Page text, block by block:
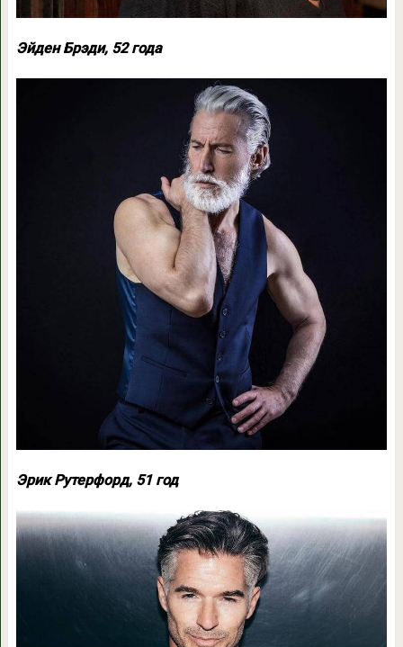
Эйден Брэди, 52 года
Эрик Рутерфорд, 51 год